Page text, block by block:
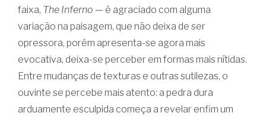
faixa, The Inferno — é agraciado com alguma
variação na paisagem, que não deixa de ser
opressora, porém apresenta-se agora mais
evocativa, deixa-se perceber em formas mais nítidas.
Entre mudanças de texturas e outras sutilezas, o
ouvinte se percebe mais atento: a pedra dura
arduamente esculpida começa a revelar enfim um